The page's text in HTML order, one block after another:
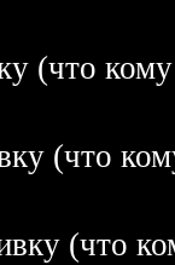
(что
(что
(что